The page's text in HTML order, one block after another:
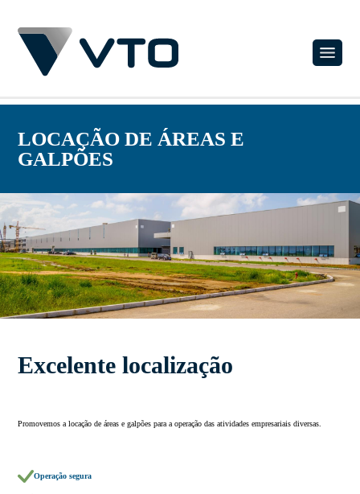
LOCAÇÃO DE ÁREAS E
GALPÕES
Excelente localização
Promovemos a locação de áreas e galpões para a operação das atividades empresariais diversas.
Operação segura